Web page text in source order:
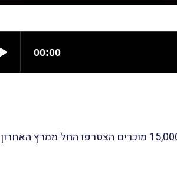
בישראל יש למעלה מ-55,000 מוכרי איביי אשר מייצרים בממוצע ל-12 מדינות שונות בשנה הראשונה! כשמתוכם 15,000 מוכרים הצטרפו החל ממרץ האחרון